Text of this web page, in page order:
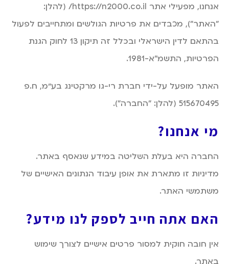
אנחנו, מפעילי אתר https://n2000.co.il/
(להלן:
"האתר"), מכבדים את פרטיות הגולשים ומתחייבים לפעול
בהתאם לדין הישראלי ובכלל זה תיקון 13 לחוק הגנת
הפרטיות, התשמ"א-1981.
האתר מופעל על-ידי חברת רי-גו מרקטינג בע״מ, ח.פ
515670495 (להלן: "החברה").
מי אנחנו?
החברה היא בעלת השליטה במידע שנאסף באתר.
מדיניות זו מתארת את אופן עיבוד הנתונים האישיים של
משתמשי האתר.
האם אתה חייב לספק לנו מידע?
אין חובה חוקית למסור פרטים אישיים לצורך שימוש
באתר.